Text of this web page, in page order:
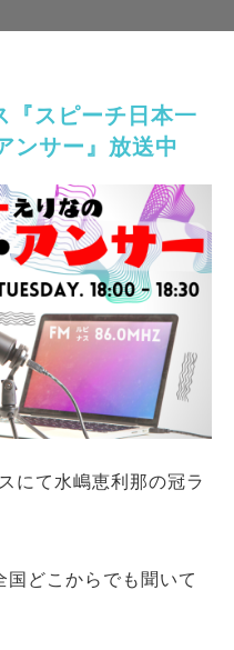
『スピーチ日本一
ンサー』放送中
にて水嶋恵利那の冠ラ
どこからでも聞いて